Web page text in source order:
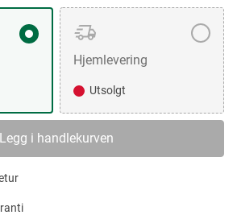
Hjemlevering
Utsolgt
Legg i handlekurven